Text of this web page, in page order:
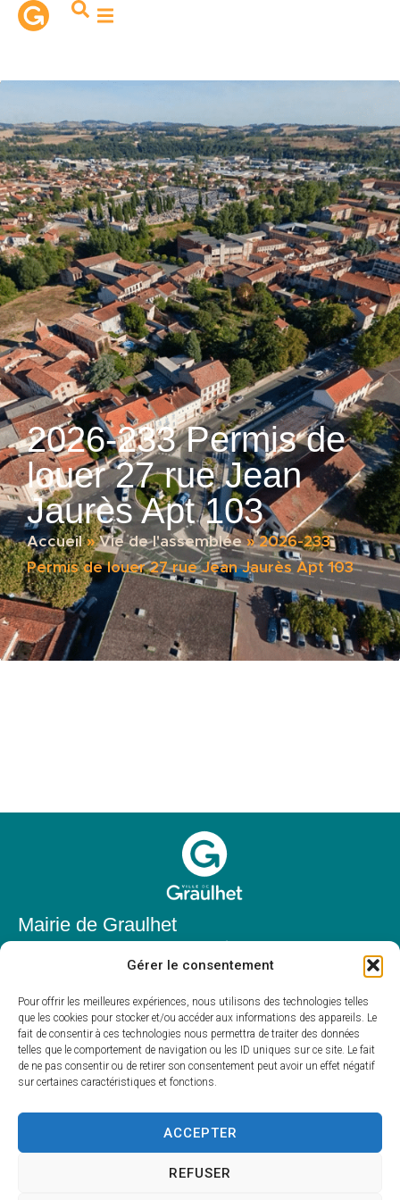
Gérer le consentement
Pour offrir les meilleures expériences, nous utilisons des technologies telles
que les cookies pour stocker et/ou accéder aux informations des appareils. Le
fait de consentir à ces technologies nous permettra de traiter des données
telles que le comportement de navigation ou les ID uniques sur ce site. Le fait
de ne pas consentir ou de retirer son consentement peut avoir un effet négatif
sur certaines caractéristiques et fonctions.
ACCEPTER
REFUSER
principal
2026-233 Permis de
louer 27 rue Jean
Jaurès Apt 103
Accueil»Vie de l'assemblée»2026-233
Permis de louer 27 rue Jean Jaurès Apt 103
Mairie de Graulhet
81300 Graulhet
05 63 42 85 50
mairie@mairie-graulhet.fr
Horaires d'ouverture
Du lundi au vendredi :